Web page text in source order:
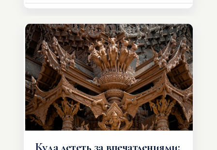
возможности обменной системы
значительно шире. Среди них есть
и Африка — континент, который
способен подарить совершенно иной
формат путешествия.
Куда лететь за впечатлениями: